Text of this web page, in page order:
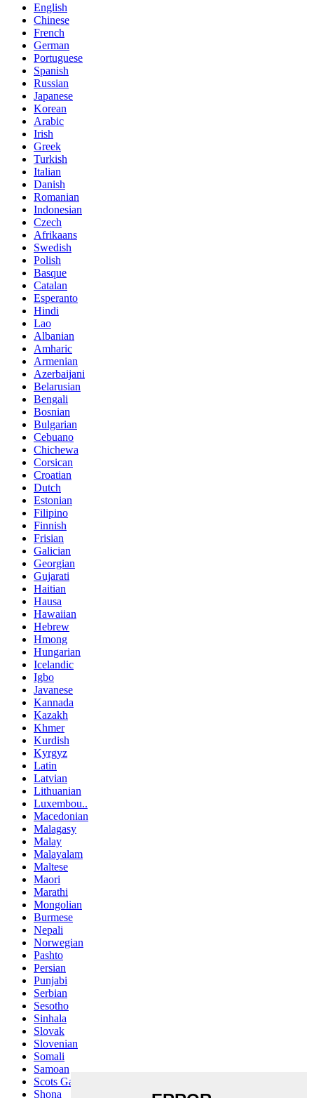
English
Chinese
French
German
Portuguese
Spanish
Russian
Japanese
Korean
Arabic
Irish
Greek
Turkish
Italian
Danish
Romanian
Indonesian
Czech
Afrikaans
Swedish
Polish
Basque
Catalan
Esperanto
Hindi
Lao
Albanian
Amharic
Armenian
Azerbaijani
Belarusian
Bengali
Bosnian
Bulgarian
Cebuano
Chichewa
Corsican
Croatian
Dutch
Estonian
Filipino
Finnish
Frisian
Galician
Georgian
Gujarati
Haitian
Hausa
Hawaiian
Hebrew
Hmong
Hungarian
Icelandic
Igbo
Javanese
Kannada
Kazakh
Khmer
Kurdish
Kyrgyz
Latin
Latvian
Lithuanian
Luxembou..
Macedonian
Malagasy
Malay
Malayalam
Maltese
Maori
Marathi
Mongolian
Burmese
Nepali
Norwegian
Pashto
Persian
Punjabi
Serbian
Sesotho
Sinhala
Slovak
Slovenian
Somali
Samoan
Scots Gaelic
Shona